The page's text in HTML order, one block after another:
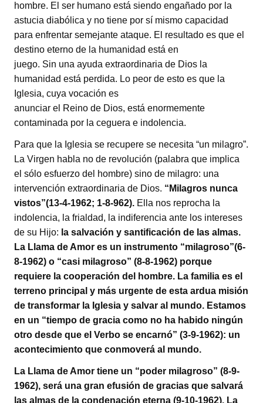
hombre. El ser humano está siendo engañado por la
astucia diabólica y no tiene por sí mismo capacidad
para enfrentar semejante ataque. El resultado es que el
destino eterno de la humanidad está en
juego. Sin una ayuda extraordinaria de Dios la
humanidad está perdida. Lo peor de esto es que la
Iglesia, cuya vocación es
anunciar el Reino de Dios, está enormemente
contaminada por la ceguera e indolencia.
Para que la Iglesia se recupere se necesita “un milagro”.
La Virgen habla no de revolución (palabra que implica
el sólo esfuerzo del hombre) sino de milagro: una
intervención extraordinaria de Dios. “Milagros nunca
vistos”(13-4-1962; 1-8-962). Ella nos reprocha la
indolencia, la frialdad, la indiferencia ante los intereses
de su Hijo: la salvación y santificación de las almas.
La Llama de Amor es un instrumento “milagroso”(6-
8-1962) o “casi milagroso” (8-8-1962) porque
requiere la cooperación del hombre. La familia es el
terreno principal y más urgente de esta ardua misión
de transformar la Iglesia y salvar al mundo. Estamos
en un “tiempo de gracia como no ha habido ningún
otro desde que el Verbo se encarnó” (3-9-1962): un
acontecimiento que conmoverá al mundo.
La Llama de Amor tiene un “poder milagroso” (8-9-
1962), será una gran efusión de gracias que salvará
las almas de la condenación eterna (9-10-1962). La